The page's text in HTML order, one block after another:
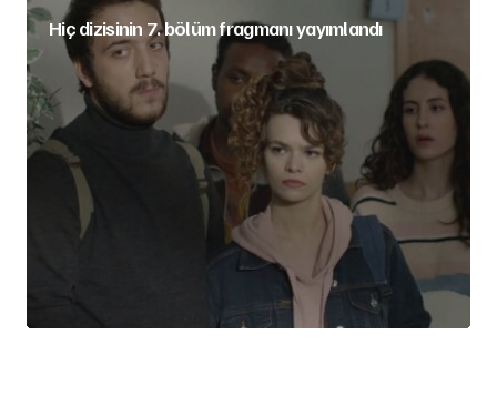
Hiç dizisinin 7. bölüm fragmanı yayımlandı